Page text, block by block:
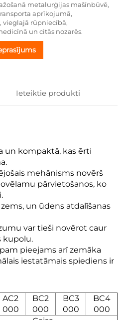
metalurģijas mašīnbūvē,
aprīkojumā,
vieglajā rūpniecībā,
un citās nozarēs.
Ieteiktie produkti
un kompaktā, kas ērti
mehānisms novērš
pārvietošanos, ko
un ūdens atdalīšanas
var tieši novērot caur
kupolu.
pieejams arī zemāka
iestatāmais spiediens ir
AC2
000
BC2
000
BC3
000
BC4
000